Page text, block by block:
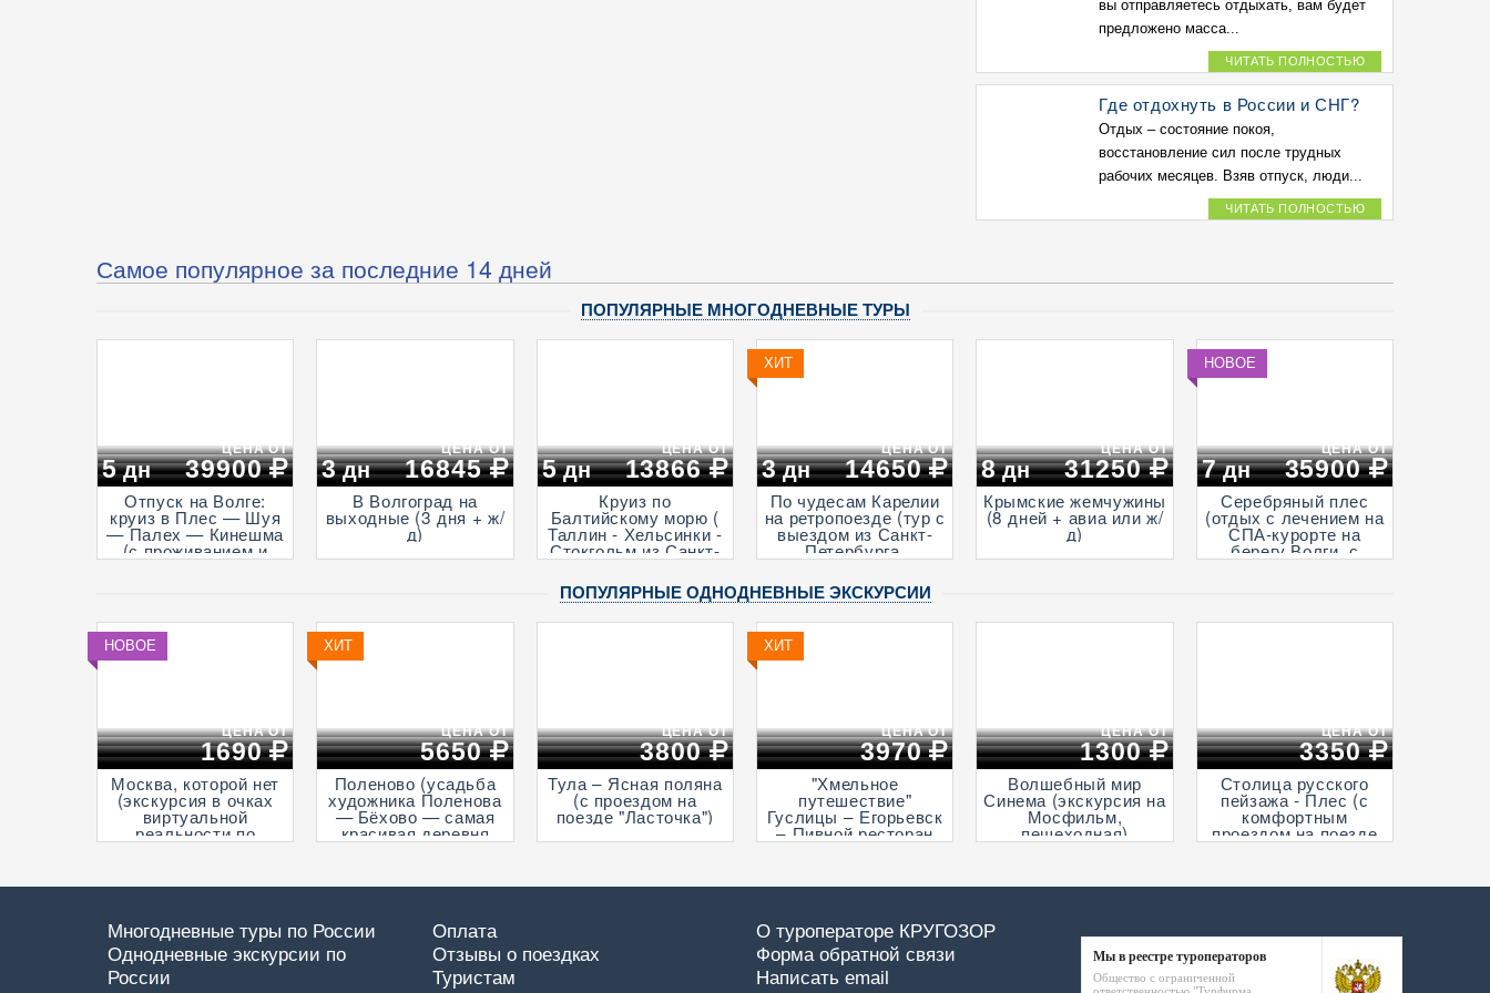
вы отправляетесь отдыхать, вам будет
предложено масса...
ЧИТАТЬ ПОЛНОСТЬЮ
Где отдохнуть в России и СНГ?
Отдых – состояние покоя,
восстановление сил после трудных
рабочих месяцев. Взяв отпуск, люди...
ЧИТАТЬ ПОЛНОСТЬЮ
Самое популярное за последние 14 дней
ПОПУЛЯРНЫЕ МНОГОДНЕВНЫЕ ТУРЫ
5дн
ЦЕНА ОТ
39900
Отпуск на Волге:
круиз в Плес — Шуя
— Палех — Кинешма
(с проживанием и
отдыхом в Спа-отеле
3дн
ЦЕНА ОТ
16845
В Волгоград на
выходные (3 дня + ж/
д)
5дн
ЦЕНА ОТ
13866
Круиз по
Балтийскому морю (
Таллин - Хельсинки -
Стокгольм из Санкт-
Петербурга, 5 дня +
ж/д)
ХИТ
3дн
ЦЕНА ОТ
14650
По чудесам Карелии
на ретропоезде (тур с
выездом из Санкт-
Петербурга,
посещением музея
живой истории и
деревни викингов -
"Бастiонъ",
экскурсией в горный
парк «Рускеала» и к
8дн
ЦЕНА ОТ
31250
Крымские жемчужины
(8 дней + авиа или ж/
д)
НОВОЕ
7дн
ЦЕНА ОТ
35900
Серебряный плес
(отдых с лечением на
СПА-курорте на
берегу Волги, с
крытым и открытым
программами, 7 дней
ПОПУЛЯРНЫЕ ОДНОДНЕВНЫЕ ЭКСКУРСИИ
НОВОЕ
ЦЕНА ОТ
1690
Москва, которой нет
(экскурсия в очках
виртуальной
реальности по
средневековой
пешеходная)
ХИТ
ЦЕНА ОТ
5650
Поленово (усадьба
художника Поленова
— Бёхово — самая
красивая деревня
России —
в Подмоклово, с
ЦЕНА ОТ
3800
Тула – Ясная поляна
(с проездом на
поезде "Ласточка")
ХИТ
ЦЕНА ОТ
3970
"Хмельное
путешествие"
Гуслицы – Егорьевск
– Пивной ресторан
«Шварцкайзер»
ЦЕНА ОТ
1300
Волшебный мир
Синема (экскурсия на
Мосфильм,
пешеходная)
ЦЕНА ОТ
3350
Столица русского
пейзажа - Плес (с
комфортным
проездом на поезде
«Ласточка» и с
теплоходе по Волге)
Многодневные туры по России
Однодневные экскурсии по
России
Оплата
Отзывы о поездках
Туристам
О туроператоре КРУГОЗОР
Форма обратной связи
Написать email
Мы в реестре туроператоров
Общество с ограниченной